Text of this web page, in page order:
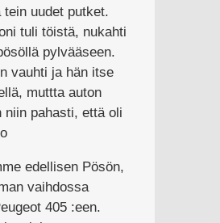
uudet putket.
tuli töistä, nukahti
pylvääseen.
vauhti ja hän itse
muttta auton
pahasti, että oli
edellisen Pösön,
vaihdossa
405 :een.